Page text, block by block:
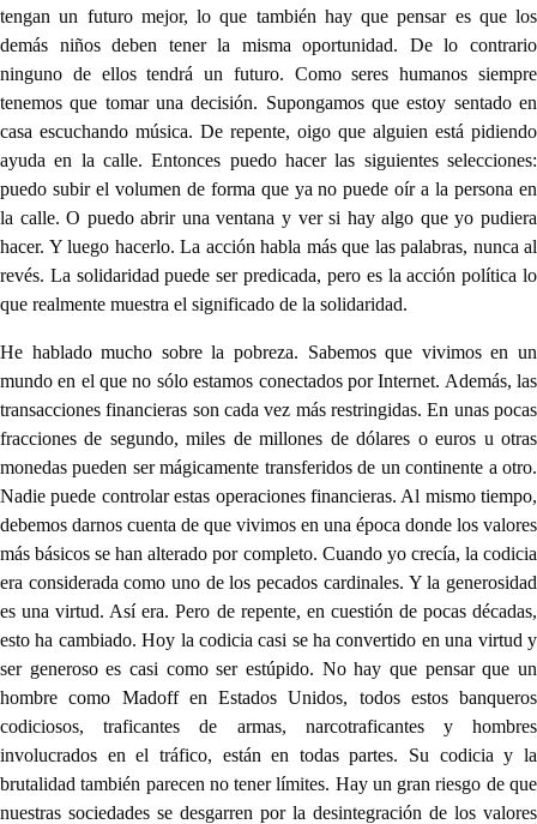
tengan un futuro mejor, lo que también hay que pensar es que los
demás niños deben tener la misma oportunidad. De lo contrario
ninguno de ellos tendrá un futuro. Como seres humanos siempre
tenemos que tomar una decisión. Supongamos que estoy sentado en
casa escuchando música. De repente, oigo que alguien está pidiendo
ayuda en la calle. Entonces puedo hacer las siguientes selecciones:
puedo subir el volumen de forma que ya no puede oír a la persona en
la calle. O puedo abrir una ventana y ver si hay algo que yo pudiera
hacer. Y luego hacerlo. La acción habla más que las palabras, nunca al
revés. La solidaridad puede ser predicada, pero es la acción política lo
que realmente muestra el significado de la solidaridad.
He hablado mucho sobre la pobreza. Sabemos que vivimos en un
mundo en el que no sólo estamos conectados por Internet. Además, las
transacciones financieras son cada vez más restringidas. En unas pocas
fracciones de segundo, miles de millones de dólares o euros u otras
monedas pueden ser mágicamente transferidos de un continente a otro.
Nadie puede controlar estas operaciones financieras. Al mismo tiempo,
debemos darnos cuenta de que vivimos en una época donde los valores
más básicos se han alterado por completo. Cuando yo crecía, la codicia
era considerada como uno de los pecados cardinales. Y la generosidad
es una virtud. Así era. Pero de repente, en cuestión de pocas décadas,
esto ha cambiado. Hoy la codicia casi se ha convertido en una virtud y
ser generoso es casi como ser estúpido. No hay que pensar que un
hombre como Madoff en Estados Unidos, todos estos banqueros
codiciosos, traficantes de armas, narcotraficantes y hombres
involucrados en el tráfico, están en todas partes. Su codicia y la
brutalidad también parecen no tener límites. Hay un gran riesgo de que
nuestras sociedades se desgarren por la desintegración de los valores